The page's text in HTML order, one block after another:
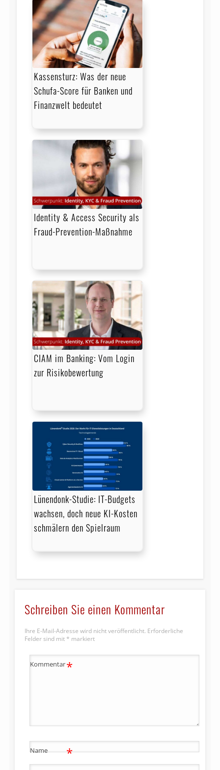
Kassensturz: Was der neue
Schufa-Score für Banken und
Finanzwelt bedeutet
Identity & Access Security als
Fraud-Prevention-Maßnahme
CIAM im Banking: Vom Login
zur Risikobewertung
Lünendonk-Studie: IT-Budgets
wachsen, doch neue KI-Kosten
schmälern den Spielraum
Schreiben Sie einen Kommentar
Ihre E-Mail-Adresse wird nicht veröffentlicht. Erforderliche
Felder sind mit * markiert
Kommentar*
Name *